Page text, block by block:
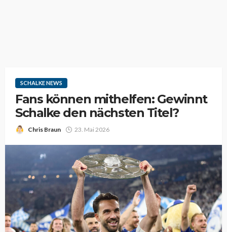
SCHALKE NEWS
Fans können mithelfen: Gewinnt
Schalke den nächsten Titel?
Chris Braun 23. Mai 2026